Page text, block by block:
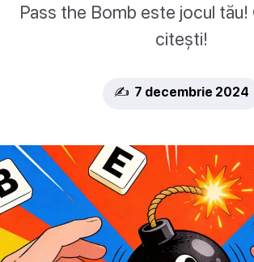
Pass the Bomb este jocul tău!
citești!
✍️ 7 decembrie 2024